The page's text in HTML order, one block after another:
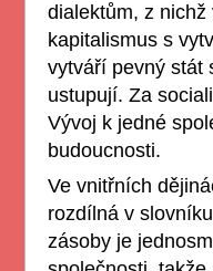
dialektům, z
kapitalismus s
vytváří pevný stát
ustupují. Za
Vývoj k jedné
budoucnosti.
Ve vnitřních
rozdílná v
zásoby je